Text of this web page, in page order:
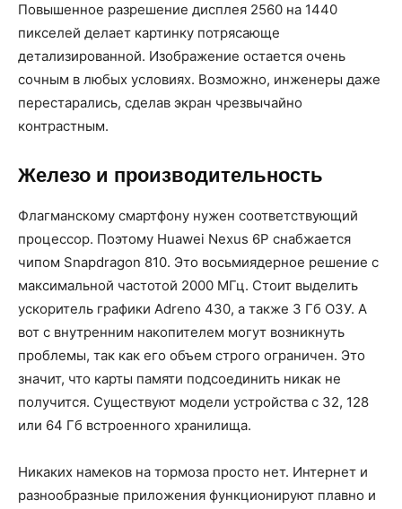
Повышенное разрешение дисплея 2560 на 1440
пикселей делает картинку потрясающе
детализированной. Изображение остается очень
сочным в любых условиях. Возможно, инженеры даже
перестарались, сделав экран чрезвычайно
контрастным.
Железо и производительность
Флагманскому смартфону нужен соответствующий
процессор. Поэтому Huawei Nexus 6P снабжается
чипом Snapdragon 810. Это восьмиядерное решение с
максимальной частотой 2000 МГц. Стоит выделить
ускоритель графики Adreno 430, а также 3 Гб ОЗУ. А
вот с внутренним накопителем могут возникнуть
проблемы, так как его объем строго ограничен. Это
значит, что карты памяти подсоединить никак не
получится. Существуют модели устройства с 32, 128
или 64 Гб встроенного хранилища.
Никаких намеков на тормоза просто нет. Интернет и
разнообразные приложения функционируют плавно и